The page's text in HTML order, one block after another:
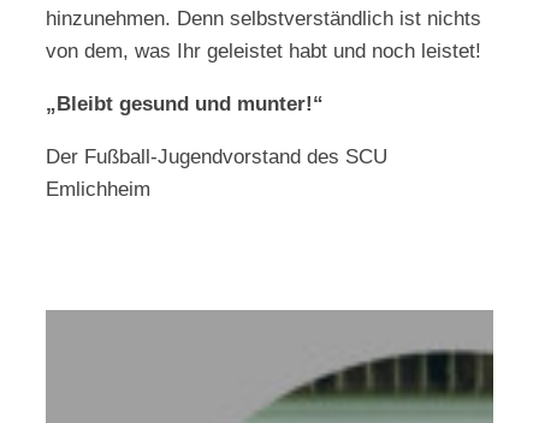
hinzunehmen. Denn selbstverständlich ist nichts
von dem, was Ihr geleistet habt und noch leistet!
„Bleibt gesund und munter!“
Der Fußball-Jugendvorstand des SCU
Emlichheim